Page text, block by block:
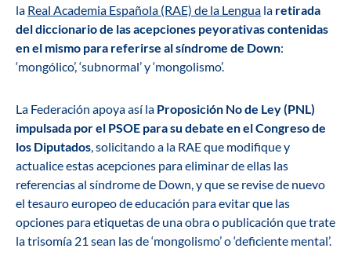
la Real Academia Española (RAE) de la Lengua la retirada
del diccionario de las acepciones peyorativas contenidas
en el mismo para referirse al síndrome de Down:
‘mongólico’, ‘subnormal’ y ‘mongolismo’.
La Federación apoya así la Proposición No de Ley (PNL)
impulsada por el PSOE para su debate en el Congreso de
los Diputados, solicitando a la RAE que modifique y
actualice estas acepciones para eliminar de ellas las
referencias al síndrome de Down, y que se revise de nuevo
el tesauro europeo de educación para evitar que las
opciones para etiquetas de una obra o publicación que trate
la trisomía 21 sean las de ‘mongolismo’ o ‘deficiente mental’.